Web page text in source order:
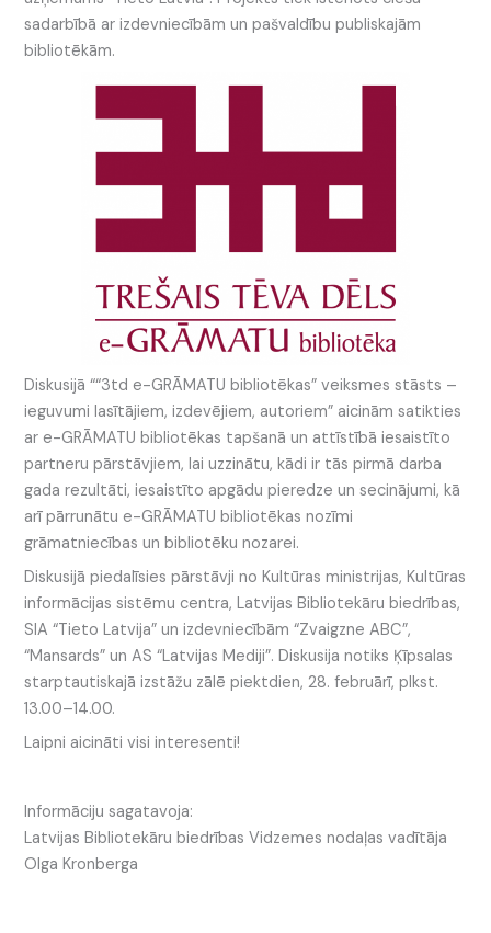
sadarbībā ar izdevniecībām un pašvaldību publiskajām
bibliotēkām.
Diskusijā ““3td e-GRĀMATU bibliotēkas” veiksmes stāsts –
ieguvumi lasītājiem, izdevējiem, autoriem” aicinām satikties
ar e-GRĀMATU bibliotēkas tapšanā un attīstībā iesaistīto
partneru pārstāvjiem, lai uzzinātu, kādi ir tās pirmā darba
gada rezultāti, iesaistīto apgādu pieredze un secinājumi, kā
arī pārrunātu e-GRĀMATU bibliotēkas nozīmi
grāmatniecības un bibliotēku nozarei.
Diskusijā piedalīsies pārstāvji no Kultūras ministrijas, Kultūras
informācijas sistēmu centra, Latvijas Bibliotekāru biedrības,
SIA “Tieto Latvija” un izdevniecībām “Zvaigzne ABC”,
“Mansards” un AS “Latvijas Mediji”. Diskusija notiks Ķīpsalas
starptautiskajā izstāžu zālē piektdien, 28. februārī, plkst.
13.00–14.00.
Laipni aicināti visi interesenti!
Informāciju sagatavoja:
Latvijas Bibliotekāru biedrības Vidzemes nodaļas vadītāja
Olga Kronberga